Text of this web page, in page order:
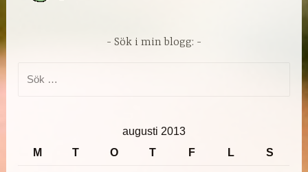
Sök i min blogg:
augusti 2013
M
T O T F L S